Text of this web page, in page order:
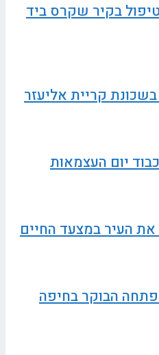
בקיר שקרס ביד
קריית אליעזר
יום העצמאות
את העיר במצעד החיים
הבוקר בחיפה